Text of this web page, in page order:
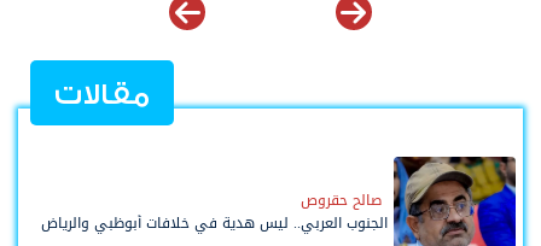
مقالات
صالح حقروص
الجنوب العربي.. ليس هدية في خلافات أبوظبي والرياض